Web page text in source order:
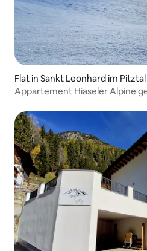
Flat in Sankt Leonhard im Pitztal
Appartement